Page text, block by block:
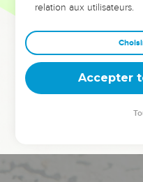
Dans cette conférence,
clés pour avancer avec
deviennent vos tremplins.
équipe, un groupe ou
relation aux utilisateurs.
Accepter